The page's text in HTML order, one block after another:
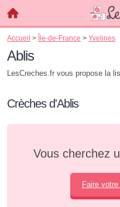
Accueil > Île-de-France > Yvelines
Ablis
LesCreches.fr vous propose la
Crèches d'Ablis
Vous cherchez
Faire